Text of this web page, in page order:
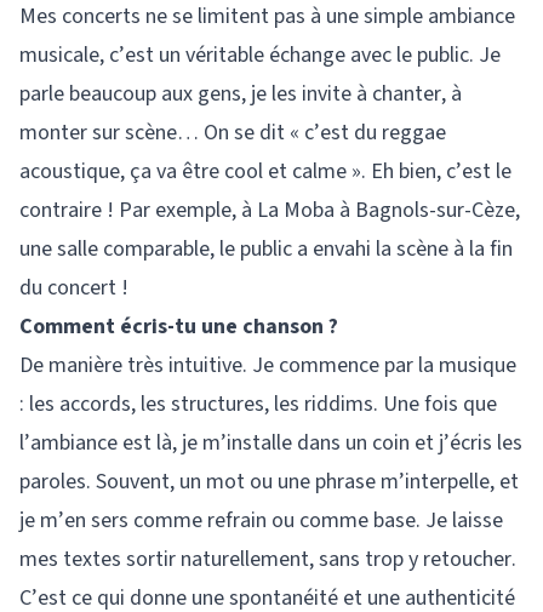
Mes concerts ne se limitent pas à une simple ambiance
musicale, c’est un véritable échange avec le public. Je
parle beaucoup aux gens, je les invite à chanter, à
monter sur scène… On se dit « c’est du reggae
acoustique, ça va être cool et calme ». Eh bien, c’est le
contraire ! Par exemple, à La Moba à Bagnols-sur-Cèze,
une salle comparable, le public a envahi la scène à la fin
du concert !
Comment écris-tu une chanson ?
De manière très intuitive. Je commence par la musique
: les accords, les structures, les riddims. Une fois que
l’ambiance est là, je m’installe dans un coin et j’écris les
paroles. Souvent, un mot ou une phrase m’interpelle, et
je m’en sers comme refrain ou comme base. Je laisse
mes textes sortir naturellement, sans trop y retoucher.
C’est ce qui donne une spontanéité et une authenticité